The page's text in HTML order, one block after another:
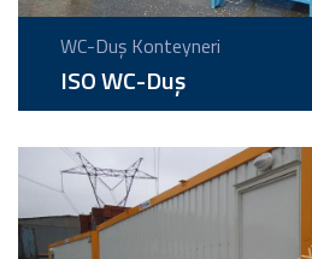
WC-Duş Konteyneri
ISO WC-Duş